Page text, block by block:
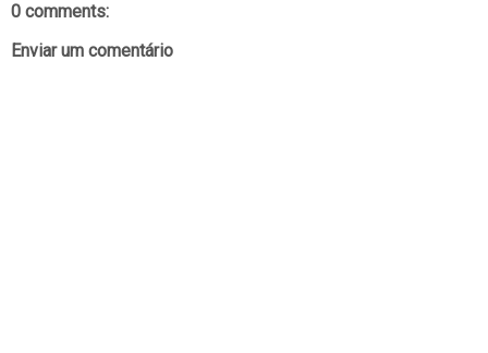
0 comments:
Enviar um comentário